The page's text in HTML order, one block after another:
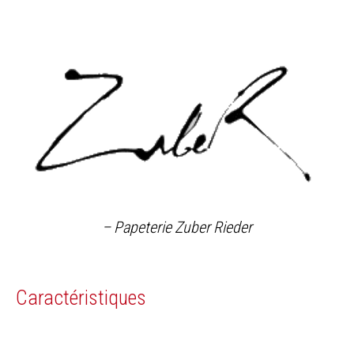
– Papeterie Zuber Rieder
Caractéristiques